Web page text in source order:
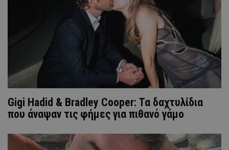
Gigi Hadid & Bradley Cooper: Τα δαχτυλίδια
που άναψαν τις φήμες για πιθανό γάμο